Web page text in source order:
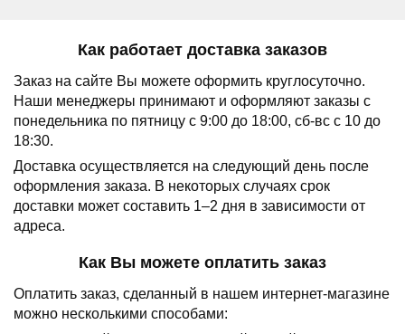
Как работает доставка заказов
Заказ на сайте Вы можете оформить круглосуточно.
Наши менеджеры принимают и оформляют заказы с
понедельника по пятницу с 9:00 до 18:00, сб-вс с 10 до
18:30.
Доставка осуществляется на следующий день после
оформления заказа. В некоторых случаях срок
доставки может составить 1–2 дня в зависимости от
адреса.
Как Вы можете оплатить заказ
Оплатить заказ, сделанный в нашем интернет-магазине
можно несколькими способами: